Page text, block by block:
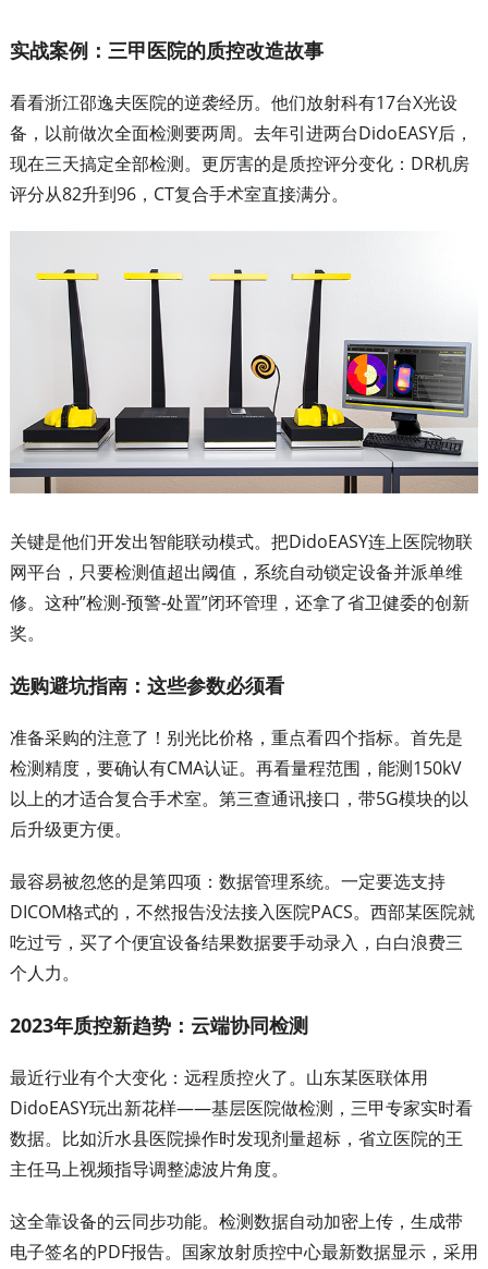
实战案例：三甲医院的质控改造故事
看看浙江邵逸夫医院的逆袭经历。他们放射科有17台X光设
备，以前做次全面检测要两周。去年引进两台DidoEASY后，
现在三天搞定全部检测。更厉害的是质控评分变化：DR机房
评分从82升到96，CT复合手术室直接满分。
关键是他们开发出智能联动模式。把DidoEASY连上医院物联
网平台，只要检测值超出阈值，系统自动锁定设备并派单维
修。这种”检测-预警-处置”闭环管理，还拿了省卫健委的创新
奖。
选购避坑指南：这些参数必须看
准备采购的注意了！别光比价格，重点看四个指标。首先是
检测精度，要确认有CMA认证。再看量程范围，能测150kV
以上的才适合复合手术室。第三查通讯接口，带5G模块的以
后升级更方便。
最容易被忽悠的是第四项：数据管理系统。一定要选支持
DICOM格式的，不然报告没法接入医院PACS。西部某医院就
吃过亏，买了个便宜设备结果数据要手动录入，白白浪费三
个人力。
2023年质控新趋势：云端协同检测
最近行业有个大变化：远程质控火了。山东某医联体用
DidoEASY玩出新花样——基层医院做检测，三甲专家实时看
数据。比如沂水县医院操作时发现剂量超标，省立医院的王
主任马上视频指导调整滤波片角度。
这全靠设备的云同步功能。检测数据自动加密上传，生成带
电子签名的PDF报告。国家放射质控中心最新数据显示，采用